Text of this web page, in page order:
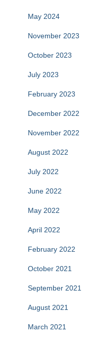
May 2024
November 2023
October 2023
July 2023
February 2023
December 2022
November 2022
August 2022
July 2022
June 2022
May 2022
April 2022
February 2022
October 2021
September 2021
August 2021
March 2021